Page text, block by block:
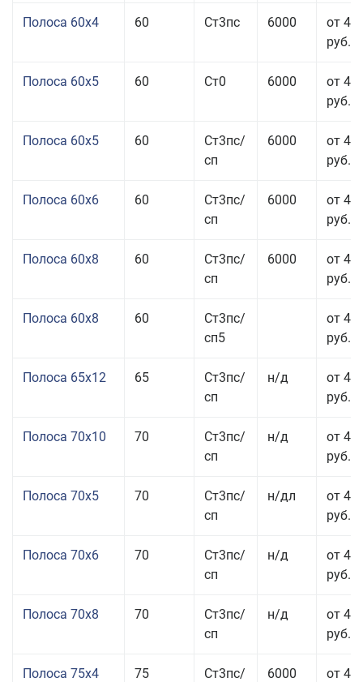
Полоса 60x4 60 Ст3пс 6000
от 45
руб.
Полоса 60x5 60 Ст0 6000
от 43
руб.
Полоса 60x5 60
Ст3пс/
сп
6000
от 43
руб.
Полоса 60x6 60
Ст3пс/
сп
6000
от 42
руб.
Полоса 60x8 60
Ст3пс/
сп
6000
от 42
руб.
Полоса 60x8 60
Ст3пс/
сп5
от 42
руб.
Полоса 65x12 65
Ст3пс/
сп
н/д
от 42
руб.
Полоса 70x10 70
Ст3пс/
сп
н/д
от 42
руб.
Полоса 70x5 70
Ст3пс/
сп
н/дл
от 43
руб.
Полоса 70x6 70
Ст3пс/
сп
н/д
от 42
руб.
Полоса 70x8 70
Ст3пс/
сп
н/д
от 43
руб.
Полоса 75x4 75
Ст3пс/
6000
от 41